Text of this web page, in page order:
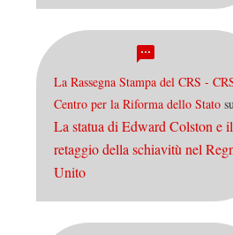
La Rassegna Stampa del CRS -
Centro per la Riforma dello Stato
La statua di Edward Colston e il
retaggio della schiavitù nel
Unito